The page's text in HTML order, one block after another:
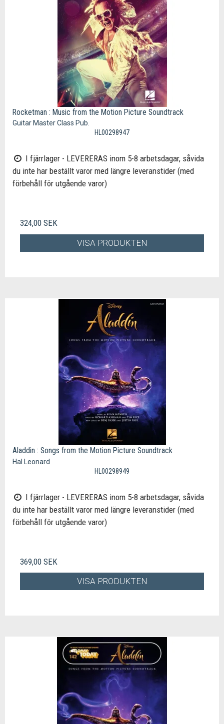
Rocketman : Music from the Motion Picture Soundtrack
Guitar Master Class Pub.
HL00298947
I fjärrlager - LEVERERAS inom 5-8 arbetsdagar, såvida
du inte har beställt varor med längre leveranstider (med
förbehåll för utgående varor)
324,00 SEK
VISA PRODUKTEN
Aladdin : Songs from the Motion Picture Soundtrack
Hal Leonard
HL00298949
I fjärrlager - LEVERERAS inom 5-8 arbetsdagar, såvida
du inte har beställt varor med längre leveranstider (med
förbehåll för utgående varor)
369,00 SEK
VISA PRODUKTEN